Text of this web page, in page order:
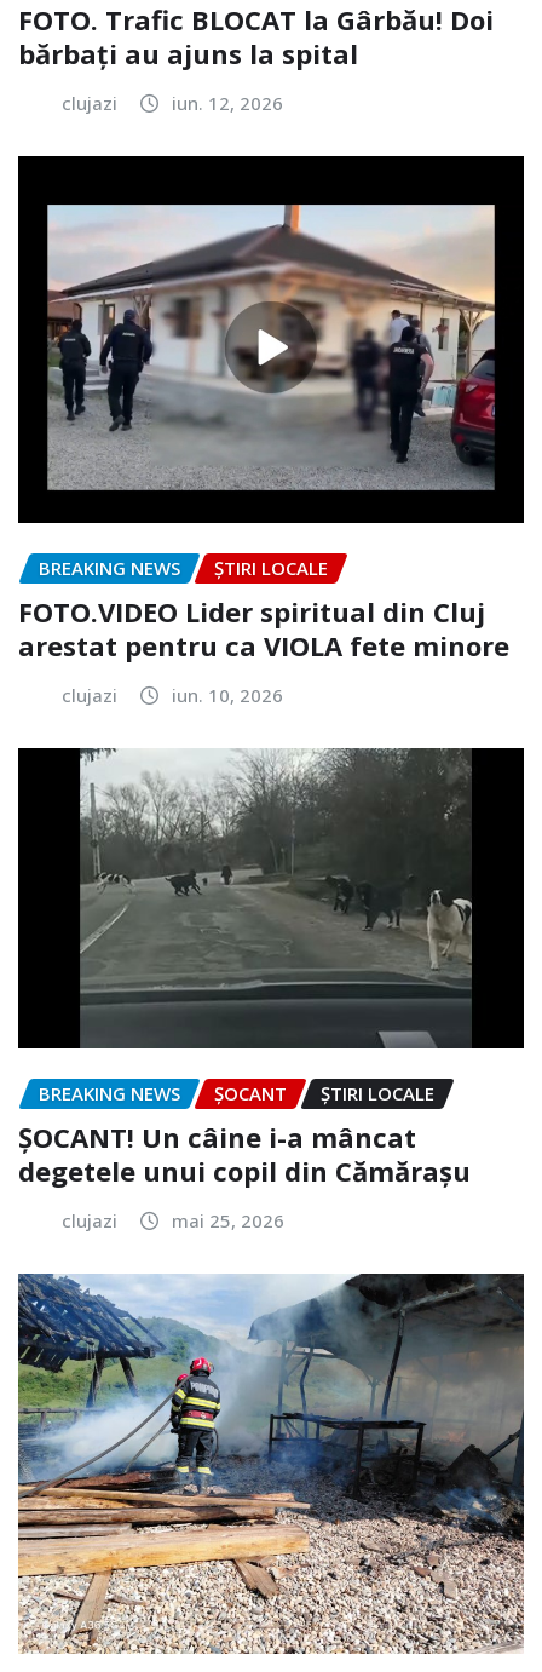
FOTO. Trafic BLOCAT la Gârbău! Doi
bărbați au ajuns la spital
clujazi iun. 12, 2026
BREAKING NEWS ȘTIRI LOCALE
FOTO.VIDEO Lider spiritual din Cluj
arestat pentru ca VIOLA fete minore
clujazi iun. 10, 2026
BREAKING NEWS ȘOCANT ȘTIRI LOCALE
ȘOCANT! Un câine i-a mâncat
degetele unui copil din Cămărașu
clujazi mai 25, 2026